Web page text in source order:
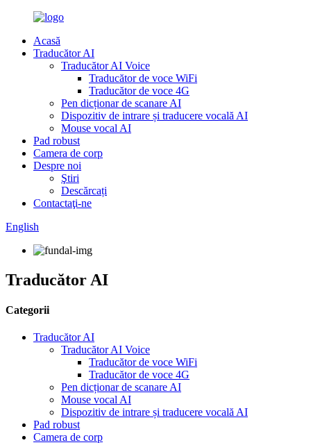
Acasă
Traducător AI
Traducător AI Voice
Traducător de voce WiFi
Traducător de voce 4G
Pen dicționar de scanare AI
Dispozitiv de intrare și traducere vocală AI
Mouse vocal AI
Pad robust
Camera de corp
Despre noi
Ştiri
Descărcați
Contactaţi-ne
English
Traducător AI
Categorii
Traducător AI
Traducător AI Voice
Traducător de voce WiFi
Traducător de voce 4G
Pen dicționar de scanare AI
Mouse vocal AI
Dispozitiv de intrare și traducere vocală AI
Pad robust
Camera de corp